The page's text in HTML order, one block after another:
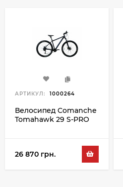
АРТИКУЛ: 1000264
Велосипед Comanche
Tomahawk 29 S-PRO
26 870 грн.